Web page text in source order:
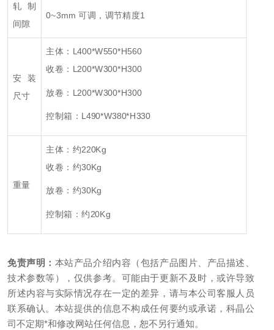
轧制
间隙
0~3mm 可调，调节精度1
安装
尺寸
主体：L400*W550*H560
收卷：L200*W300*H300
放卷：L200*W300*H300
控制箱：L490*W380*H330
重量
主体：约220Kg
收卷：约30Kg
放卷：约30Kg
控制箱：约20Kg
免责声明： 本站产品介绍内容（包括产品图片、产品描述、
技术参数等），仅供参考。可能由于更新不及时，或许导致
所述内容与实际情况存在一定的差异，请与本公司客服人员
联系确认。本站提供的信息不构成任何要约或承诺，科晶公
司不定期*和修改网站任何信息，恕不另行通知。